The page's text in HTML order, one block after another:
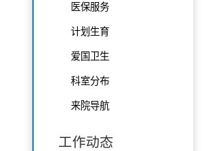
医保服务
计划生育
爱国卫生
科室分布
来院导航
工作动态